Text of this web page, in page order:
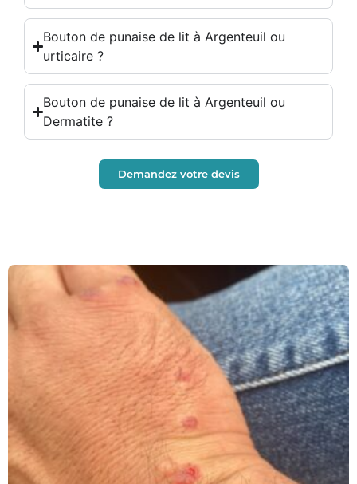
Bouton de punaise de lit à Argenteuil ou
urticaire ?
Bouton de punaise de lit à Argenteuil ou
Dermatite ?
Demandez votre devis